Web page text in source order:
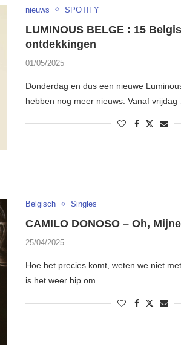
nieuws SPOTIFY
LUMINOUS BELGE : 15
ontdekkingen
01/05/2025
Donderdag en dus een nieuwe
hebben nog meer nieuws. Vanaf vrijdag
Belgisch Singles
CAMILO DONOSO – Oh,
25/04/2025
Hoe het precies komt, weten we niet
is het weer hip om …